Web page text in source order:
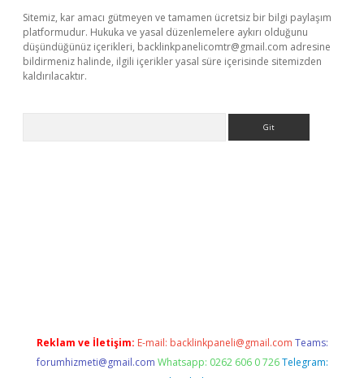
Sitemiz, kar amacı gütmeyen ve tamamen ücretsiz bir bilgi paylaşım
platformudur. Hukuka ve yasal düzenlemelere aykırı olduğunu
düşündüğünüz içerikleri, backlinkpanelicomtr@gmail.com adresine
bildirmeniz halinde, ilgili içerikler yasal süre içerisinde sitemizden
kaldırılacaktır.
Reklam ve İletişim: E-mail: backlinkpaneli@gmail.com Teams:
forumhizmeti@gmail.com Whatsapp: 0262 606 0 726 Telegram: